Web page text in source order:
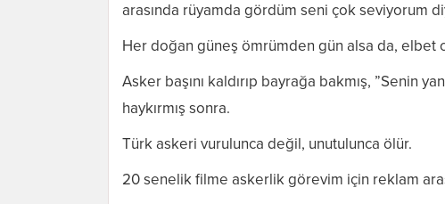
arasında rüyamda gördüm seni çok seviyorum
Her doğan güneş ömrümden gün alsa da, elbet
Asker başını kaldırıp bayrağa bakmış, ”Senin
haykırmış sonra.
Türk askeri vurulunca değil, unutulunca ölür.
20 senelik filme askerlik görevim için reklam